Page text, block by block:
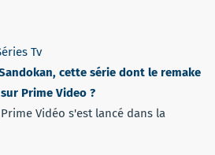
Tv
cette série dont le remake
Prime Video ?
Vidéo s'est lancé dans la